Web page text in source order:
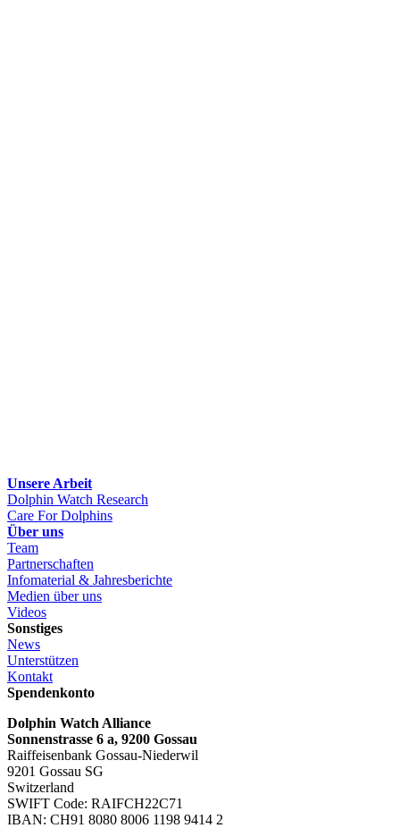
Unsere Arbeit
Dolphin Watch Research
Care For Dolphins
Über uns
Team
Partnerschaften
Infomaterial & Jahresberichte
Medien über uns
Videos
Sonstiges
News
Unterstützen
Kontakt
Spendenkonto
Dolphin Watch Alliance
Sonnenstrasse 6 a, 9200 Gossau
Raiffeisenbank Gossau-Niederwil
9201 Gossau SG
Switzerland
SWIFT Code: RAIFCH22C71
IBAN: CH91 8080 8006 1198 9414 2